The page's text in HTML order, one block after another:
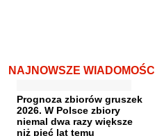
NAJNOWSZE WIADOMOŚCI
Prognoza zbiorów gruszek
2026. W Polsce zbiory
niemal dwa razy większe
niż pięć lat temu